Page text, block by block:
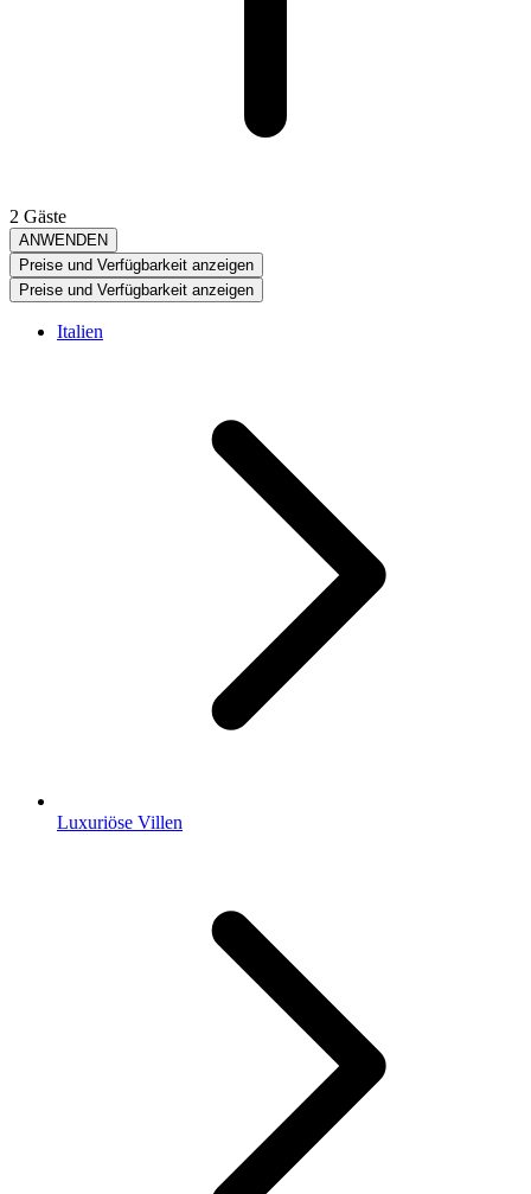
2 Gäste
ANWENDEN
Preise und Verfügbarkeit anzeigen
Preise und Verfügbarkeit anzeigen
Italien
Luxuriöse Villen